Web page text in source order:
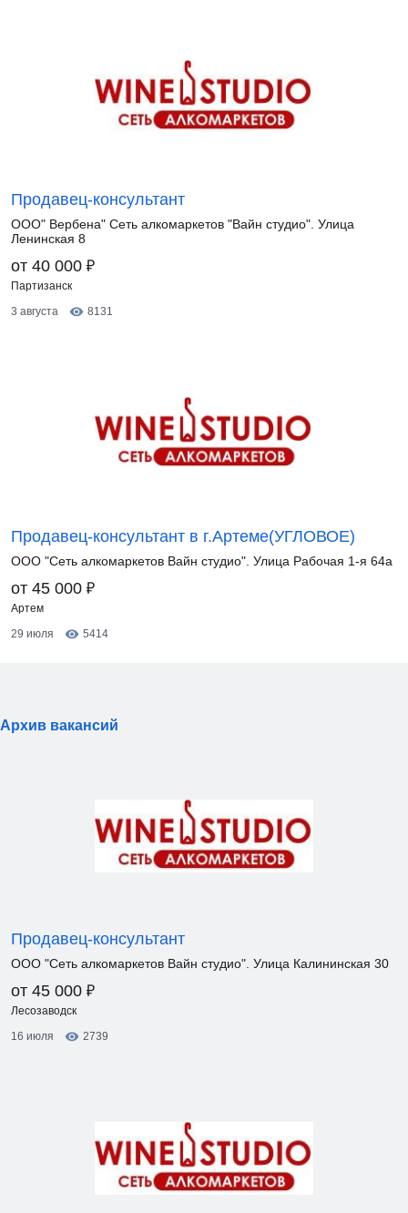
Продавец-консультант
ООО" Вербена" Сеть алкомаркетов "Вайн студио". Улица
Ленинская 8
от 40 000 ₽
Партизанск
3 августа
8131
Продавец-консультант в г.Артеме(УГЛОВОЕ)
ООО "Сеть алкомаркетов Вайн студио". Улица Рабочая 1-я 64а
от 45 000 ₽
Артем
29 июля
5414
Архив вакансий
Продавец-консультант
ООО "Сеть алкомаркетов Вайн студио". Улица Калининская 30
от 45 000 ₽
Лесозаводск
16 июля
2739